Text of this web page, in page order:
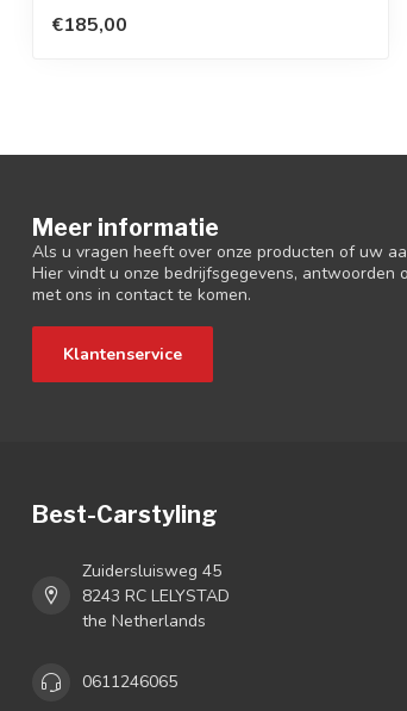
€185,00
Meer informatie
Als u vragen heeft over onze producten of uw
Hier vindt u onze bedrijfsgegevens, antwoorden
met ons in contact te komen.
Klantenservice
Best-Carstyling
Zuidersluisweg 45
8243 RC LELYSTAD
the Netherlands
0611246065